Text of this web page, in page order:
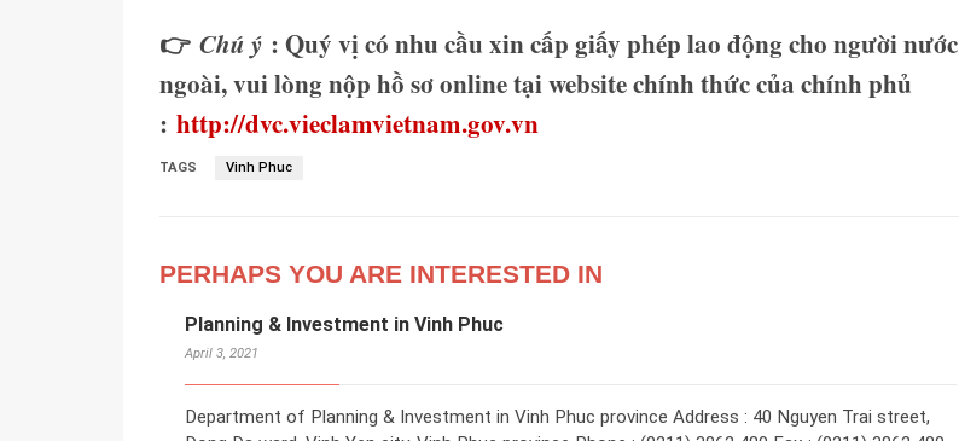
👉 Chú ý : Quý vị có nhu cầu xin cấp giấy phép lao động cho người nước
ngoài, vui lòng nộp hồ sơ online tại website chính thức của chính phủ
: http://dvc.vieclamvietnam.gov.vn
TAGS Vinh Phuc
PERHAPS YOU ARE INTERESTED IN
Planning & Investment in Vinh Phuc
April 3, 2021
Department of Planning & Investment in Vinh Phuc province Address : 40 Nguyen Trai street,